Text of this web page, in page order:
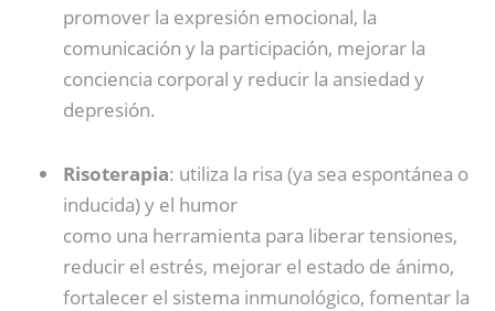
promover la expresión emocional, la
comunicación y la participación, mejorar la
conciencia corporal y reducir la ansiedad y
depresión.
Risoterapia: utiliza la risa (ya sea espontánea o
inducida) y el humor
como una herramienta para liberar tensiones,
reducir el estrés, mejorar el estado de ánimo,
fortalecer el sistema inmunológico, fomentar la